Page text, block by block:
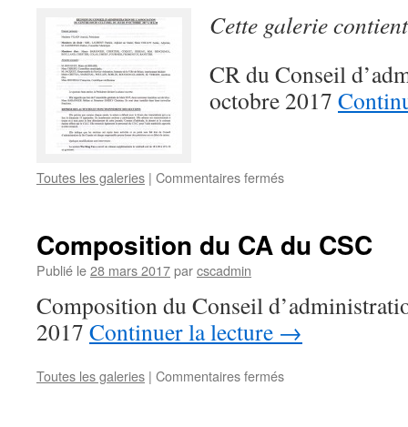
Cette galerie
CR du Conseil
octobre 2017
Toutes les galeries | Commentaires ferméssur
19
Composition du CA du CSC
Publié le28 mars 2017parcscadmin
Composition du Conseil
2017 Continuer la lecture →
Toutes les galeries | Commentaires ferméssur